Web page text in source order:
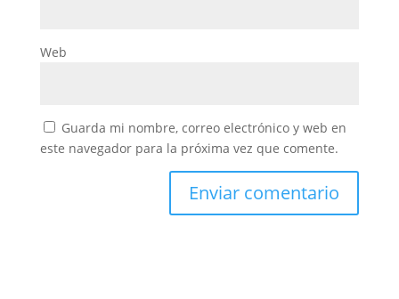
Web
Guarda mi nombre, correo electrónico y web en
este navegador para la próxima vez que comente.